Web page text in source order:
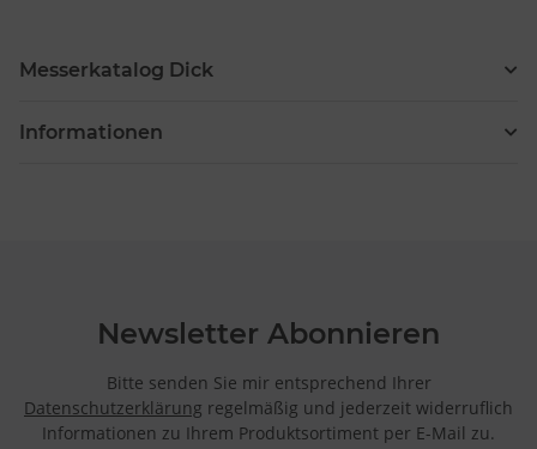
Messerkatalog Dick
Informationen
Newsletter Abonnieren
Bitte senden Sie mir entsprechend Ihrer
Datenschutzerklärung regelmäßig und jederzeit widerruflich
Informationen zu Ihrem Produktsortiment per E-Mail zu.